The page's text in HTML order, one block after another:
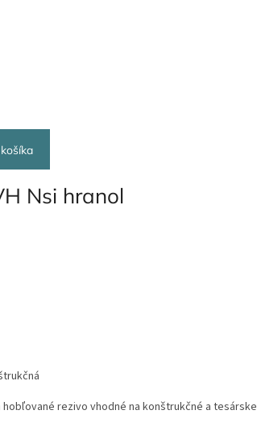
Nsi hranol
hobľované rezivo vhodné na konštrukčné a tesárske